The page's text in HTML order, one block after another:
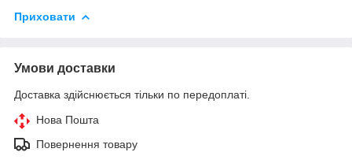
Приховати
Умови доставки
Доставка здійснюється тільки по передоплаті.
Нова Пошта
Повернення товару